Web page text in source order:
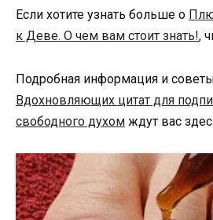
Если хотите узнать больше о
к Деве. О чем вам стоит знать!,
Подробная информация и
Вдохновляющих цитат для
свободного духом ждут вас